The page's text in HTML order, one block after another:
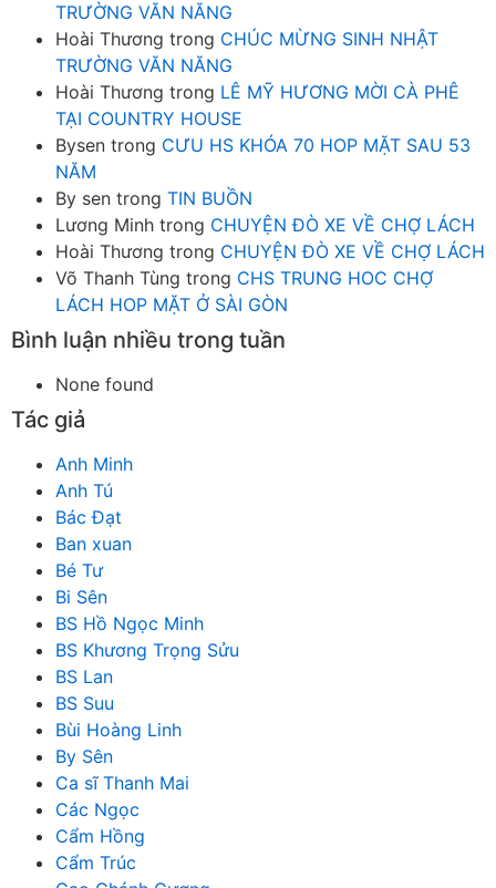
TRƯỜNG VĂN NĂNG
Hoài Thương trong CHÚC MỪNG SINH NHẬT
TRƯỜNG VĂN NĂNG
Hoài Thương trong LÊ MỸ HƯƠNG MỜI CÀ PHÊ
TẠI COUNTRY HOUSE
Bysen trong CƯU HS KHÓA 70 HOP MẶT SAU 53
NĂM
By sen trong TIN BUỒN
Lương Minh trong CHUYỆN ĐÒ XE VỀ CHỢ LÁCH
Hoài Thương trong CHUYỆN ĐÒ XE VỀ CHỢ LÁCH
Võ Thanh Tùng trong CHS TRUNG HOC CHỢ
LÁCH HOP MẶT Ở SÀI GÒN
Bình luận nhiều trong tuần
None found
Tác giả
Anh Minh
Anh Tú
Bác Đạt
Ban xuan
Bé Tư
Bi Sên
BS Hồ Ngọc Minh
BS Khương Trọng Sửu
BS Lan
BS Suu
Bùi Hoàng Linh
By Sên
Ca sĩ Thanh Mai
Các Ngọc
Cẩm Hồng
Cẩm Trúc